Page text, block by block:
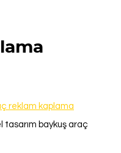
reklam kaplama
tasarım baykuş araç